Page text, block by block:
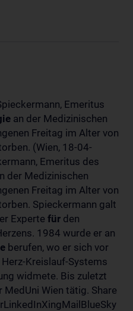
Emeritus
an der Medizinischen
Freitag im Alter von
(Wien, 18-04-
Emeritus des
der Medizinischen
Freitag im Alter von
Spieckermann galt
Experte für den
1984 wurde er an
berufen, wo er sich vor
Kreislauf-Systems
widmete. Bis zuletzt
Wien tätig. Share